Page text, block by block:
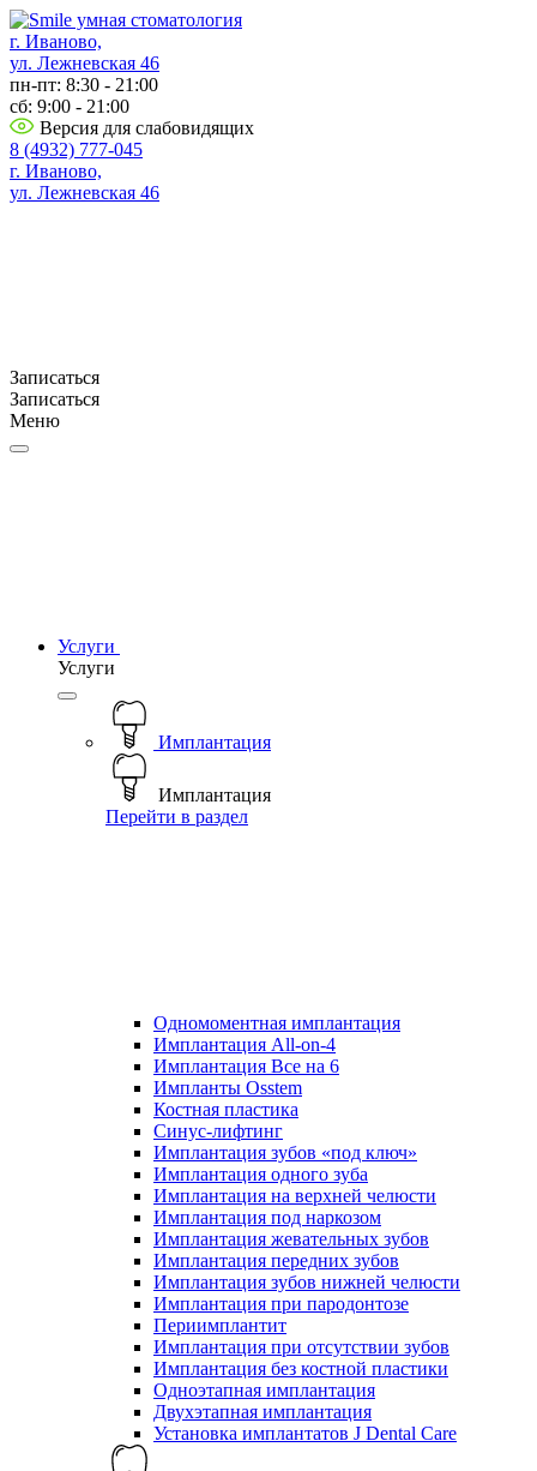
г. Иваново,
ул. Лежневская 46
пн-пт: 8:30 - 21:00
сб: 9:00 - 21:00
Версия для слабовидящих
8 (4932) 777-045
г. Иваново,
ул. Лежневская 46
Записаться
Записаться
Меню
Услуги
Услуги
Имплантация
Имплантация
Перейти в раздел
Одномоментная имплантация
Имплантация All-on-4
Имплантация Все на 6
Импланты Osstem
Костная пластика
Синус-лифтинг
Имплантация зубов «под ключ»
Имплантация одного зуба
Имплантация на верхней челюсти
Имплантация под наркозом
Имплантация жевательных зубов
Имплантация передних зубов
Имплантация зубов нижней челюсти
Имплантация при пародонтозе
Периимплантит
Имплантация при отсутствии зубов
Имплантация без костной пластики
Одноэтапная имплантация
Двухэтапная имплантация
Установка имплантатов J Dental Care